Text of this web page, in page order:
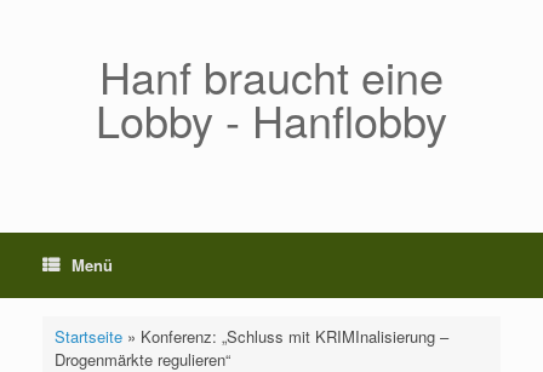
Hanf braucht eine
Lobby - Hanflobby
Menü
Startseite» Konferenz: „Schluss mit KRIMInalisierung –
Drogenmärkte regulieren“